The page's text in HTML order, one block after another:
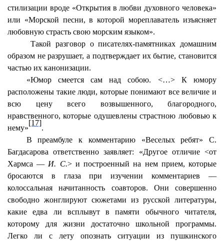
стилизации вроде «Открытия в любви духовного человека»
или «Морской песни, в которой мореплаватель изъясняет
любовную страсть свою морским языком».
Такой разговор о писателях-памятниках домашним
образом не разрушает, а подтверждает их бытие, становится
частью их канонизации.
«Юмор смеется сам над собою. <…> К юмору
расположены такие люди, которые понимают все величие и
всю цену всего возвышенного, благородного,
нравственного, которые одушевлены страстною любовью к
нему»
[17]
.
В преамбуле к комментарию «Веселых ребят» С.
Багдасарова ответственно заявляет: «Другое отличие <от
Хармса — И. С.> и построенный на нем прием, которые
бросаются в глаза при изучении комментариев —
колоссальная начитанность соавторов. Они совершенно
свободно жонглируют сюжетами из русской литературы,
какие едва ли всплывут в памяти обычного читателя,
которому для жизни достаточно школьной программы.
Легко ли с лету опознать ситуации из пушкинского